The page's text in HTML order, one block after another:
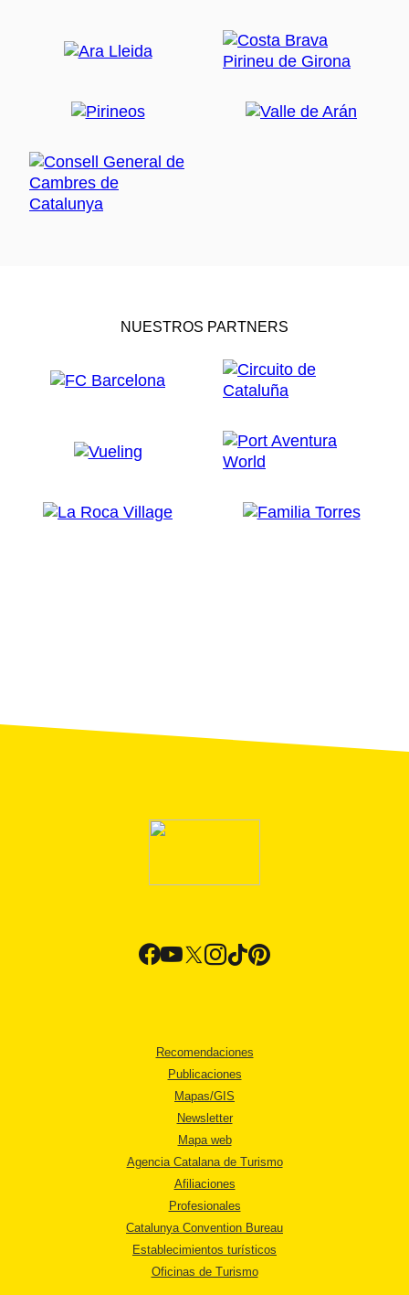
NUESTROS PARTNERS
Recomendaciones
Publicaciones
Mapas/GIS
Newsletter
Mapa web
Agencia Catalana de Turismo
Afiliaciones
Profesionales
Catalunya Convention Bureau
Establecimientos turísticos
Oficinas de Turismo